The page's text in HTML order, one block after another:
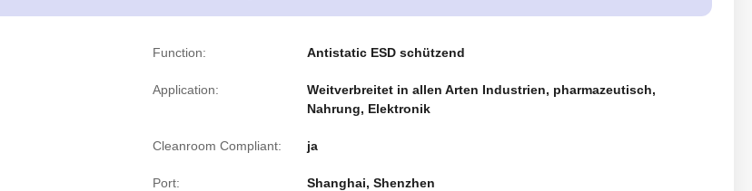
Function: Antistatic ESD schützend
Application:
Weitverbreitet in allen Arten Industrien, pharmazeutisch,
Nahrung, Elektronik
Cleanroom Compliant: ja
Port: Shanghai, Shenzhen